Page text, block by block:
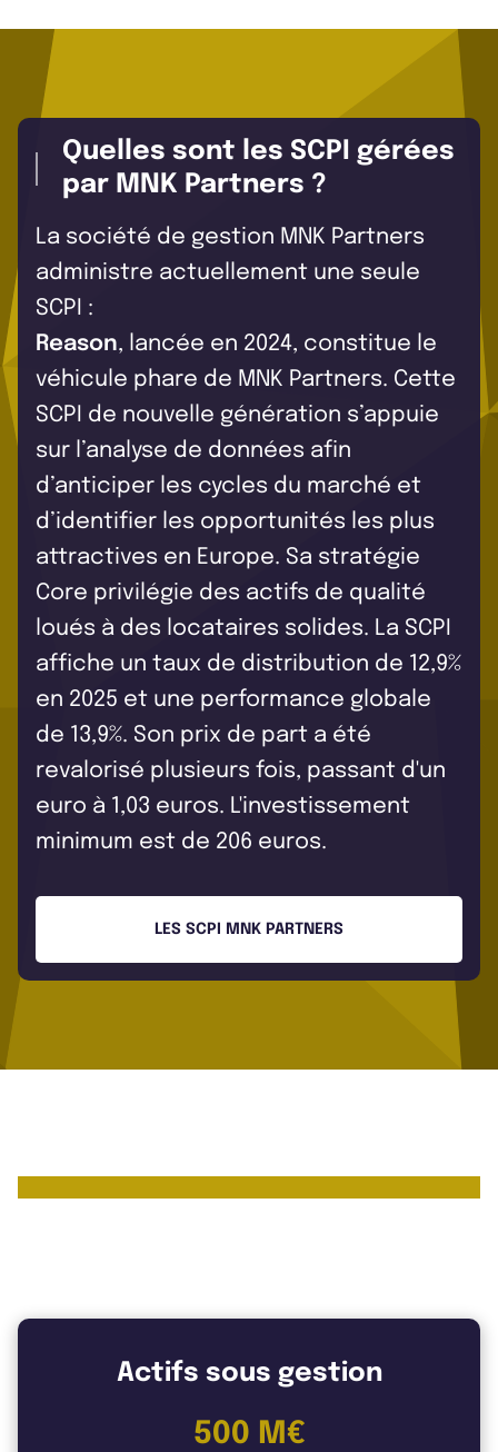
Quelles sont les SCPI gérées
par MNK Partners ?
La société de gestion MNK Partners
administre actuellement une seule
SCPI :
Reason, lancée en 2024, constitue le
véhicule phare de MNK Partners. Cette
SCPI de nouvelle génération s’appuie
sur l’analyse de données afin
d’anticiper les cycles du marché et
d’identifier les opportunités les plus
attractives en Europe. Sa stratégie
Core privilégie des actifs de qualité
loués à des locataires solides. La SCPI
affiche un taux de distribution de 12,9%
en 2025 et une performance globale
de 13,9%. Son prix de part a été
revalorisé plusieurs fois, passant d'un
euro à 1,03 euros. L'investissement
minimum est de 206 euros.
LES SCPI MNK PARTNERS
Actifs sous gestion
500 M€